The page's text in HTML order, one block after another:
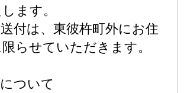
ます。
送付は、東彼杵町外にお住
らせていただきます。
ついて